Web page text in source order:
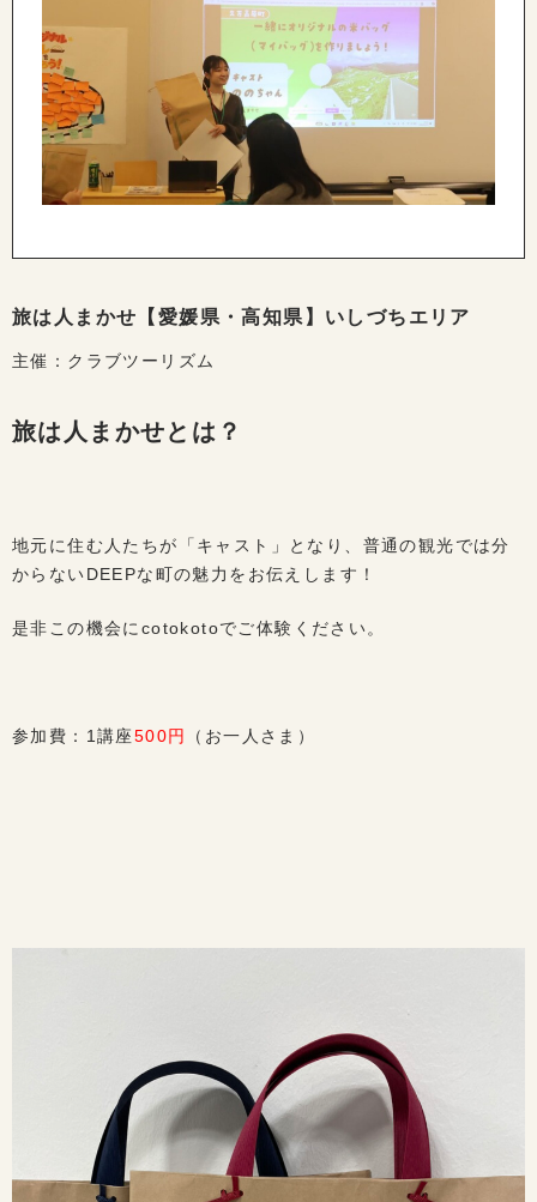
旅は人まかせ【愛媛県・高知県】いしづちエリア
主催：クラブツーリズム
旅は人まかせとは？
地元に住む人たちが「キャスト」となり、普通の観光では分
からないDEEPな町の魅力をお伝えします！
是非この機会にcotokotoでご体験ください。
参加費：1講座500円 （お一人さま）